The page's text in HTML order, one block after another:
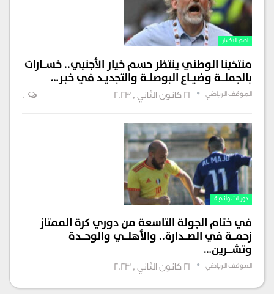
اهم الاخبار
منتخبنا الوطني ينتظر حسم خيار الأجنبي.. خســـارات
بالجملـــة وضيــاع البوصلــة والتجديــد في خبـر…
الموقف الرياضي 21 كانون الثاني , 2023 0
دوريات وأندية
في ختام الجولة التاسعة من دوري كرة الممتاز
زحمـــة في الصـــدارة.. والأهلـــي والوحـــدة
وتشــــرين…
الموقف الرياضي 21 كانون الثاني , 2023